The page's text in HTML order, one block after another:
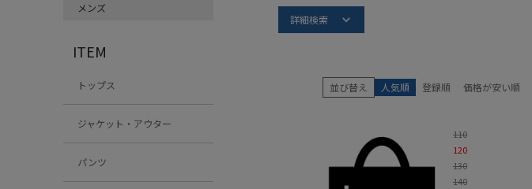
メンズ
ITEM
トップス
ジャケット・アウター
パンツ
詳細検索
Item Search
販売中／予約受付中
セール商品
並び替え 人気順 登録順 価格が安い順
110
120
130
140